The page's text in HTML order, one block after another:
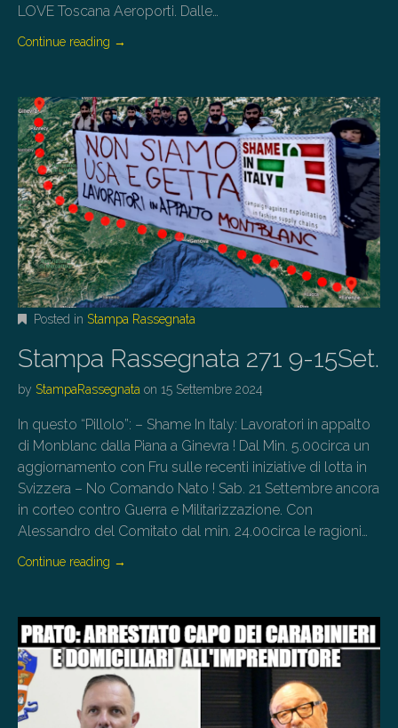
LOVE Toscana Aeroporti. Dalle…
Continue reading →
Posted in Stampa Rassegnata
Stampa Rassegnata 271 9-15Set.
by StampaRassegnata on 15 Settembre 2024
In questo “Pillolo”: – Shame In Italy: Lavoratori in appalto
di Monblanc dalla Piana a Ginevra ! Dal Min. 5.00circa un
aggiornamento con Fru sulle recenti iniziative di lotta in
Svizzera – No Comando Nato ! Sab. 21 Settembre ancora
in corteo contro Guerra e Militarizzazione. Con
Alessandro del Comitato dal min. 24.00circa le ragioni…
Continue reading →